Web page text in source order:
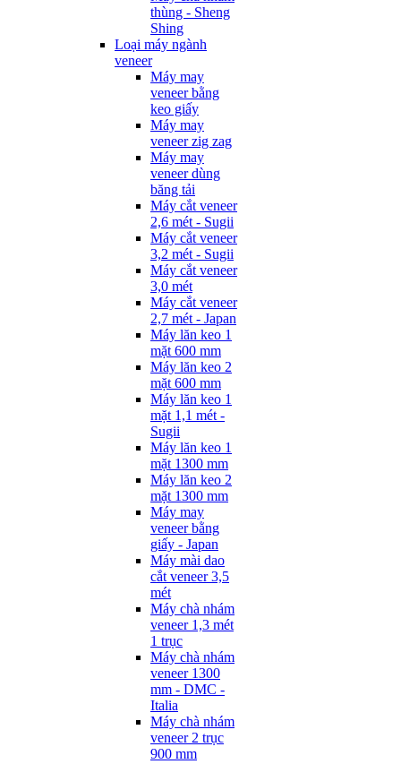
thùng - Sheng
Shing
Loại máy ngành
veneer
Máy may
veneer bằng
keo giấy
Máy may
veneer zig zag
Máy may
veneer dùng
băng tải
Máy cắt veneer
2,6 mét - Sugii
Máy cắt veneer
3,2 mét - Sugii
Máy cắt veneer
3,0 mét
Máy cắt veneer
2,7 mét - Japan
Máy lăn keo 1
mặt 600 mm
Máy lăn keo 2
mặt 600 mm
Máy lăn keo 1
mặt 1,1 mét -
Sugii
Máy lăn keo 1
mặt 1300 mm
Máy lăn keo 2
mặt 1300 mm
Máy may
veneer bằng
giấy - Japan
Máy mài dao
cắt veneer 3,5
mét
Máy chà nhám
veneer 1,3 mét
1 trục
Máy chà nhám
veneer 1300
mm - DMC -
Italia
Máy chà nhám
veneer 2 trục
900 mm